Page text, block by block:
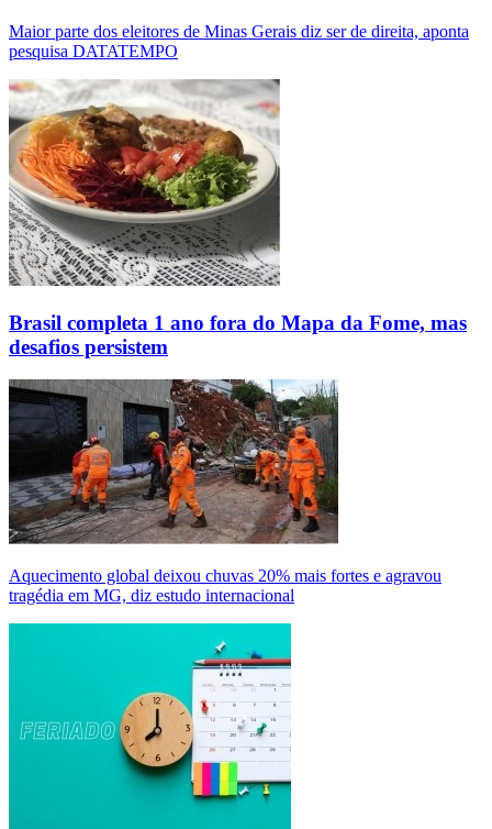
Maior parte dos eleitores de Minas Gerais diz ser de direita, aponta
pesquisa DATATEMPO
Brasil completa 1 ano fora do Mapa da Fome, mas
desafios persistem
Aquecimento global deixou chuvas 20% mais fortes e agravou
tragédia em MG, diz estudo internacional